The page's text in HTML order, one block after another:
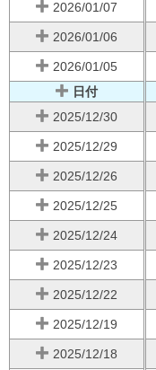
2026/01/07
2026/01/06
2026/01/05
日付
2025/12/30
2025/12/29
2025/12/26
2025/12/25
2025/12/24
2025/12/23
2025/12/22
2025/12/19
2025/12/18